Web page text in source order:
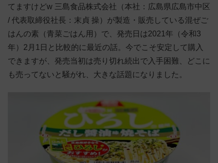
てますけどw 三島食品株式会社（本社：広島県広島市中区
/ 代表取締役社長：末貞 操）が製造・販売している混ぜご
はんの素（青菜ごはん用）で、発売日は2021年（令和3
年）2月1日と比較的に最近の話。今でこそ安定して購入
できますが、発売当初は売り切れ続出で入手困難、どこに
も売ってないと騒がれ、大きな話題になりました。